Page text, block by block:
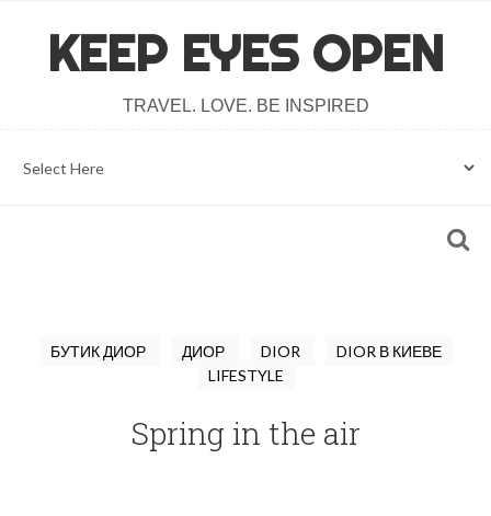
KEEP EYES OPEN
TRAVEL. LOVE. BE INSPIRED
БУТИК ДИОР ДИОР DIOR
DIOR В КИЕВЕ
LIFESTYLE
Spring in the air